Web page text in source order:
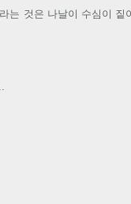
는 것은 나날이 수심이 짙